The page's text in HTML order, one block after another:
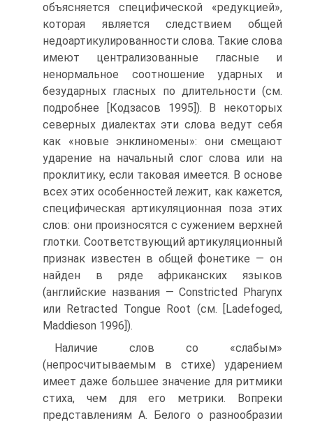
объясняется специфической «редукцией»,
которая является следствием общей
недоартикулированности слова. Такие слова
имеют централизованные гласные и
ненормальное соотношение ударных и
безударных гласных по длительности (см.
подробнее [Кодзасов 1995]). В некоторых
северных диалектах эти слова ведут себя
как «новые энклиномены»: они смещают
ударение на начальный слог слова или на
проклитику, если таковая имеется. В основе
всех этих особенностей лежит, как кажется,
специфическая артикуляционная поза этих
слов: они произносятся с сужением верхней
глотки. Соответствующий артикуляционный
признак известен в общей фонетике — он
найден в ряде африканских языков
(английские названия — Constricted Pharynx
или Retracted Tongue Root (см. [Ladefoged,
Maddieson 1996]).
Наличие слов со «слабым»
(непросчитываемым в стихе) ударением
имеет даже большее значение для ритмики
стиха, чем для его метрики. Вопреки
представлениям А. Белого о разнообразии